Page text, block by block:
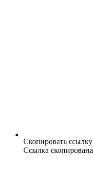
Скопировать ссылку
Ссылка скопирована